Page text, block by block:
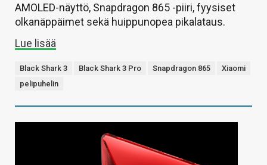
AMOLED-näyttö, Snapdragon 865 -piiri, fyysiset
olkanäppäimet sekä huippunopea pikalataus.
Lue lisää
Black Shark 3 Black Shark 3 Pro Snapdragon 865
Xiaomi
pelipuhelin